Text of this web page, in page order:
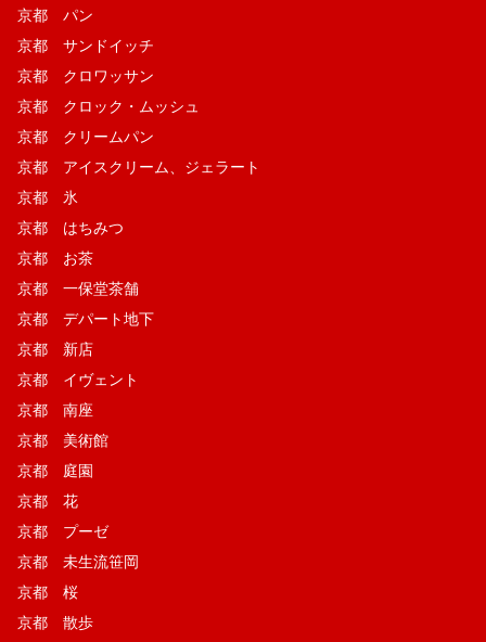
京都 パン
京都 サンドイッチ
京都 クロワッサン
京都 クロック・ムッシュ
京都 クリームパン
京都 アイスクリーム、ジェラート
京都 氷
京都 はちみつ
京都 お茶
京都 一保堂茶舗
京都 デパート地下
京都 新店
京都 イヴェント
京都 南座
京都 美術館
京都 庭園
京都 花
京都 プーゼ
京都 未生流笹岡
京都 桜
京都 散歩